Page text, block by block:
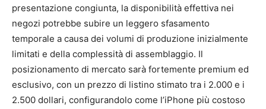
presentazione congiunta, la disponibilità effettiva nei
negozi potrebbe subire un leggero sfasamento
temporale a causa dei volumi di produzione inizialmente
limitati e della complessità di assemblaggio. Il
posizionamento di mercato sarà fortemente premium ed
esclusivo, con un prezzo di listino stimato tra i 2.000 e i
2.500 dollari, configurandolo come l’iPhone più costoso